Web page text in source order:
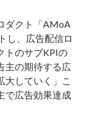
ダクト「AMoA
し、広告配信ロ
トのサブKPIの
主の期待する広
大していく」こ
で広告効果達成